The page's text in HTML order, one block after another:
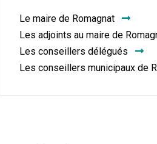
Le maire de Romagnat
Les adjoints au maire de
Les conseillers délégués
Les conseillers municipaux de